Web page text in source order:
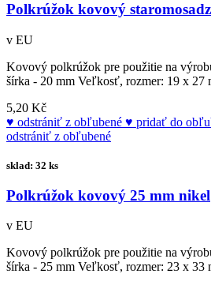
Polkrúžok kovový
v EU
Kovový polkrúžok pre použitie na
šírka - 20 mm Veľkosť, rozmer: 19 x 27
5,20 Kč
odstrániť z obľubené
pridať do
odstrániť z obľubené
sklad: 32 ks
Polkrúžok kovový 25 mm nikel
v EU
Kovový polkrúžok pre použitie na
šírka - 25 mm Veľkosť, rozmer: 23 x 33